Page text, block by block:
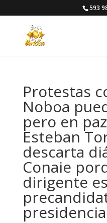
593
Protestas
Noboa
pero en
Esteban
descarta
Conaie
dirigente